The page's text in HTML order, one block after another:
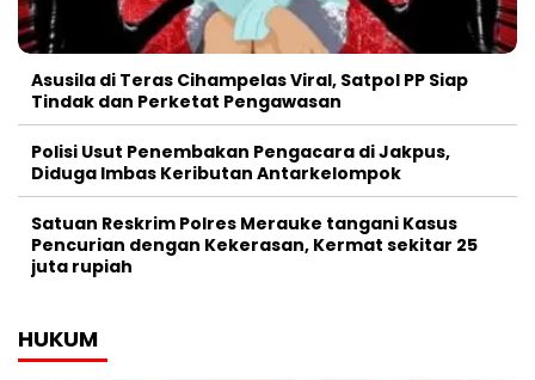
Asusila di Teras Cihampelas Viral, Satpol PP Siap
Tindak dan Perketat Pengawasan
Polisi Usut Penembakan Pengacara di Jakpus,
Diduga Imbas Keributan Antarkelompok
Satuan Reskrim Polres Merauke tangani Kasus
Pencurian dengan Kekerasan, Kermat sekitar 25
juta rupiah
HUKUM